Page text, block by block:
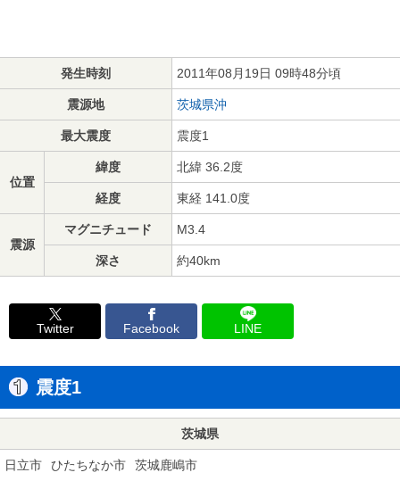
発生時刻 2011年08月19日 09時48分頃
震源地 茨城県沖
最大震度 震度1
位置
緯度 北緯 36.2度
経度 東経 141.0度
震源
マグニチュード M3.4
深さ 約40km
Twitter Facebook LINE
震度1
茨城県
日立市 ひたちなか市 茨城鹿嶋市